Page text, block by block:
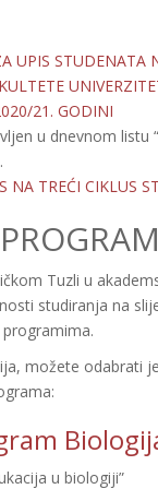
UPIS STUDENATA
21. GODINI
u dnevnom listu
NA TREĆI CIKLUS
Tuzli u
studiranja na
možete odabrati
u biologiji”